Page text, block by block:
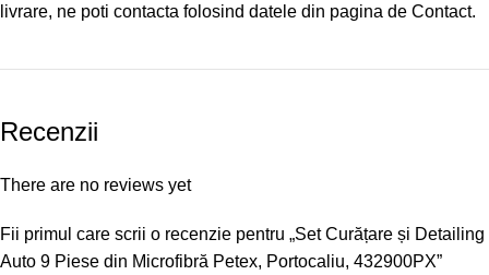
livrare, ne poti contacta folosind datele din pagina de Contact.
Recenzii
There are no reviews yet
Fii primul care scrii o recenzie pentru „Set Curățare și Detailing
Auto 9 Piese din Microfibră Petex, Portocaliu, 432900PX”